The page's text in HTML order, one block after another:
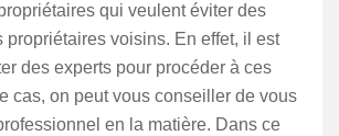
qui veulent éviter des
propriétaires voisins. En effet, il est
des experts pour procéder à ces
cas, on peut vous conseiller de vous
en la matière. Dans ce